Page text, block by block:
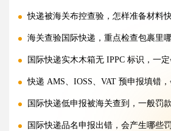
快递被海关布控查验，怎样准备材料快速申诉解封
海关查验国际快递，重点检查包裹里哪些内容
国际快递实木木箱无 IPPC 标识，一定会被海关扣
快递 AMS、IOSS、VAT 预申报填错，会带来什么
国际快递低申报被海关查到，一般罚款比例
国际快递品名申报出错，会产生哪些罚款与滞